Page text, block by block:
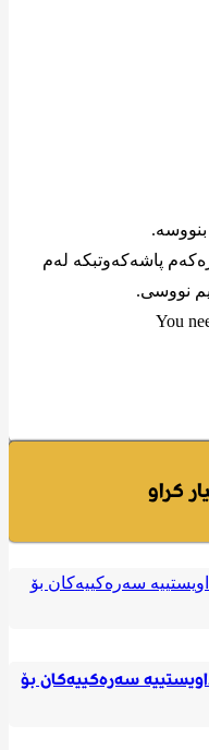
پاشەکەوتبکە لەم
نووسی.
You
کراو
سەرەکییەکان بۆ